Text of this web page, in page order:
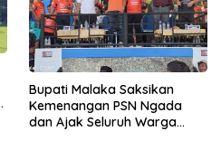
Bupati Malaka Saksikan
Kemenangan PSN Ngada
dan Ajak Seluruh Warga